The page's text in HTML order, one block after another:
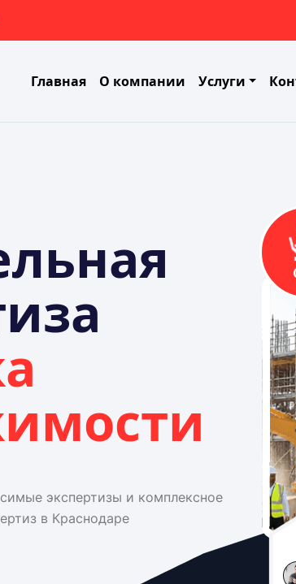
Главная О компании Услуги
экспертизы и комплексное
в Краснодаре